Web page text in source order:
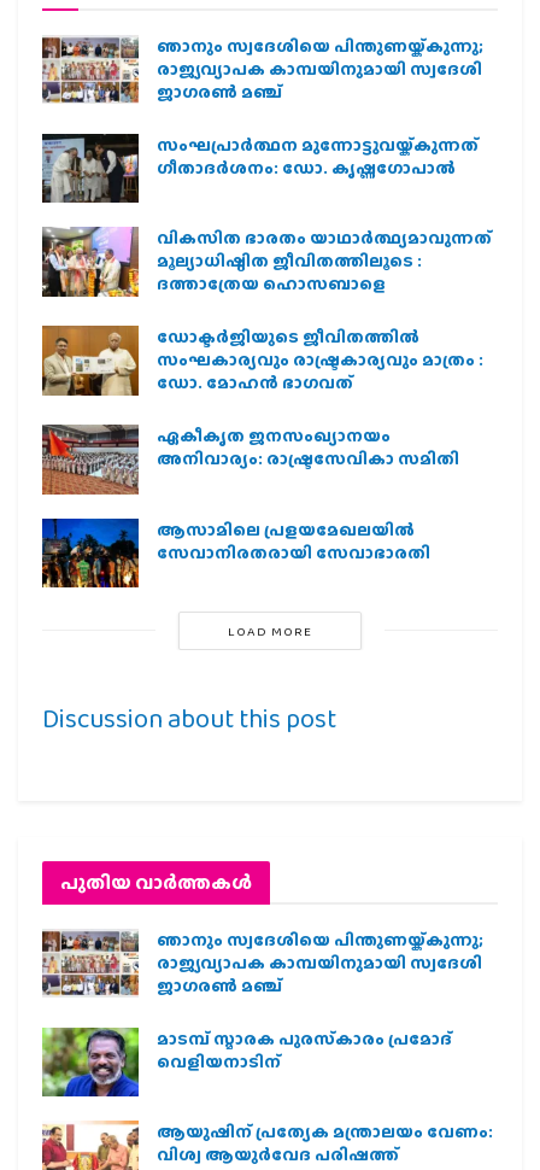
ഞാനും സ്വദേശിയെ പിന്തുണയ്ക്കുന്നു;
രാജ്യവ്യാപക കാമ്പയിനുമായി സ്വദേശി
ജാഗരണ്‍ മഞ്ച്
സംഘപ്രാര്‍ത്ഥന മുന്നോട്ടുവയ്ക്കുന്നത്
ഗീതാദര്‍ശനം: ഡോ. കൃഷ്ണഗോപാല്‍
വികസിത ഭാരതം യാഥാർത്ഥ്യമാവുന്നത്
മൂല്യാധിഷ്ഠിത ജീവിതത്തിലൂടെ :
ദത്താത്രേയ ഹൊസബാളെ
ഡോക്ടർജിയുടെ ജീവിതത്തിൽ
സംഘകാര്യവും രാഷ്ട്രകാര്യവും മാത്രം :
ഡോ. മോഹൻ ഭാഗവത്
ഏകീകൃത ജനസംഖ്യാനയം
അനിവാര്യം: രാഷ്ട്രസേവികാ സമിതി
ആസാമിലെ പ്രളയമേഖലയില്‍
സേവാനിരതരായി സേവാഭാരതി
LOAD MORE
Discussion about this post
പുതിയ വാര്‍ത്തകള്‍
ഞാനും സ്വദേശിയെ പിന്തുണയ്ക്കുന്നു;
രാജ്യവ്യാപക കാമ്പയിനുമായി സ്വദേശി
ജാഗരണ്‍ മഞ്ച്
മാടമ്പ് സ്മാരക പുരസ്‌കാരം പ്രമോദ്
വെളിയനാടിന്
ആയുഷിന് പ്രത്യേക മന്ത്രാലയം വേണം:
വിശ്വ ആയുര്‍വേദ പരിഷത്ത്